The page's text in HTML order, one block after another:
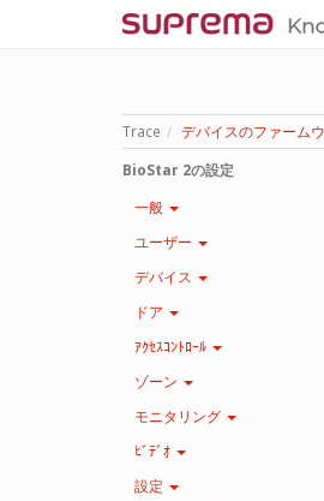
Trace
デバイスのファーム
BioStar 2の設定
一般
ユーザー
デバイス
ドア
ｱｸｾｽｺﾝﾄﾛｰﾙ
ゾーン
モニタリング
ﾋﾞﾃﾞｵ
設定